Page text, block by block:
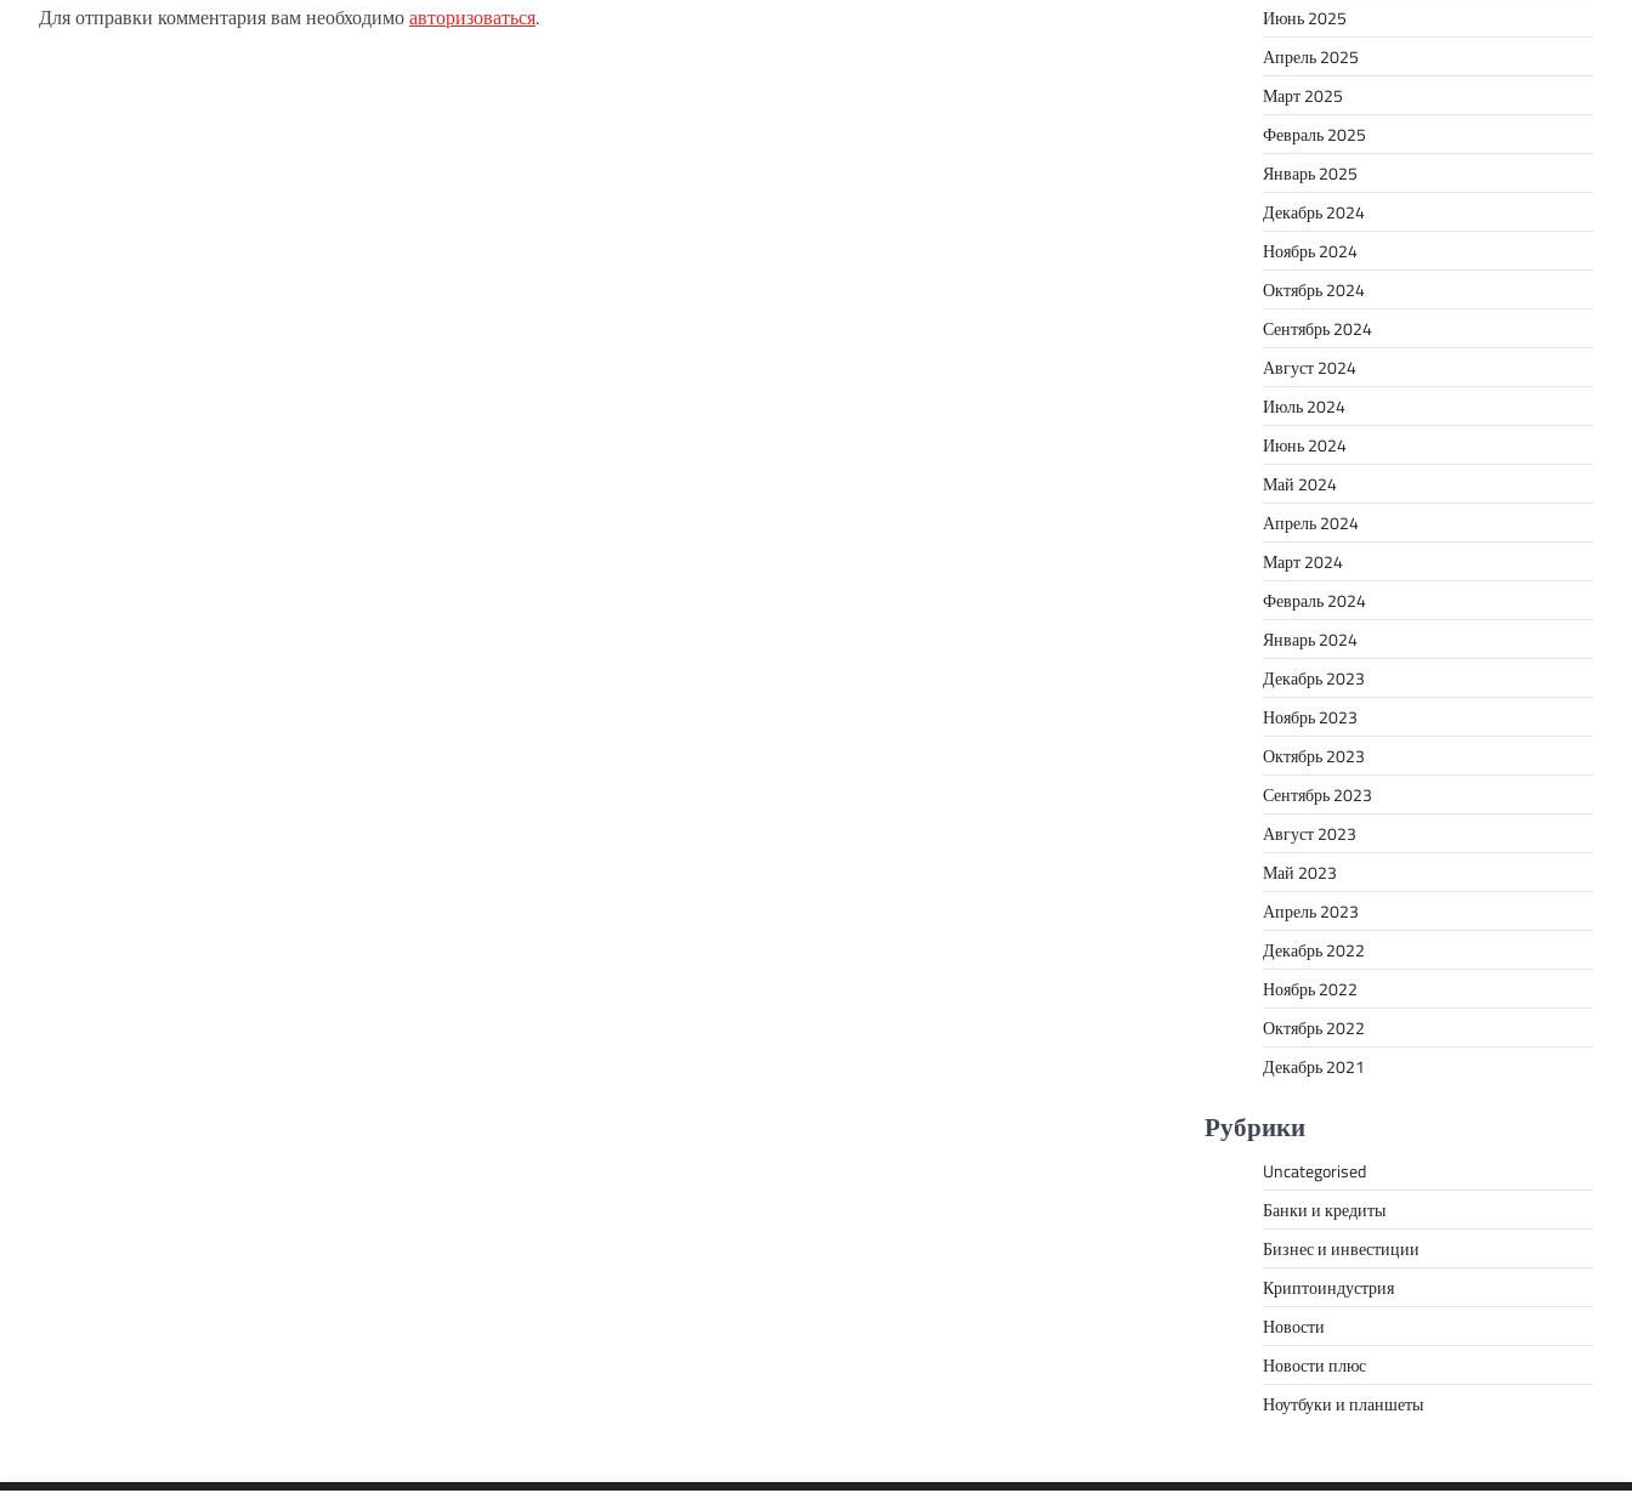
Для отправки комментария вам необходимоавторизоваться.
Июнь 2025
Апрель 2025
Март 2025
Февраль 2025
Январь 2025
Декабрь 2024
Ноябрь 2024
Октябрь 2024
Сентябрь 2024
Август 2024
Июль 2024
Июнь 2024
Май 2024
Апрель 2024
Март 2024
Февраль 2024
Январь 2024
Декабрь 2023
Ноябрь 2023
Октябрь 2023
Сентябрь 2023
Август 2023
Май 2023
Апрель 2023
Декабрь 2022
Ноябрь 2022
Октябрь 2022
Декабрь 2021
Рубрики
Uncategorised
Банки и кредиты
Бизнес и инвестиции
Криптоиндустрия
Новости
Новости плюс
Ноутбуки и планшеты